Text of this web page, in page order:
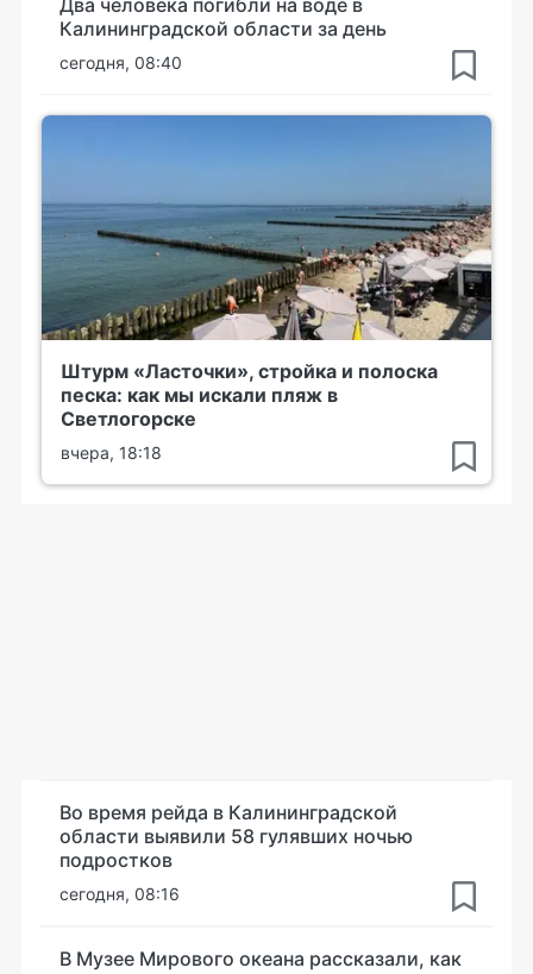
Два человека погибли на воде в
Калининградской области за день
сегодня, 08:40
Штурм «Ласточки», стройка и полоска
песка: как мы искали пляж в
Светлогорске
вчера, 18:18
Во время рейда в Калининградской
области выявили 58 гулявших ночью
подростков
сегодня, 08:16
В Музее Мирового океана рассказали, как